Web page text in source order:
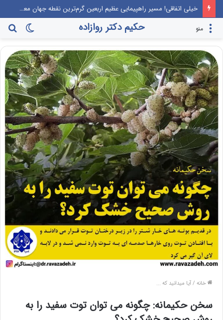
خیلی اتفاقی! مسیر راهپیمایی عظیم اربعین گرم‌ترین نقطه جهان معرفی می‌شود!
تغییر
پوسته
حکیم دکتر روازاده منو
خانه /آیا میدانید که ...
سخن حکیمانه: چگونه می توان توت سفید را به